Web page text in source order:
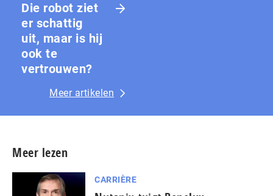
Die robot ziet
er schattig
uit, maar is hij
ook te
vertrouwen?
Meer artikelen
Meer lezen
CARRIÈRE